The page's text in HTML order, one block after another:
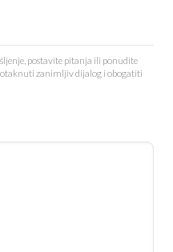
postavite pitanja ili ponudite
zanimljiv dijalog i obogatiti